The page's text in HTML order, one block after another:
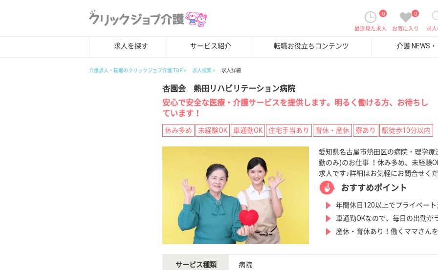
求
0
お気に入り
0
最近見た求人
求人を探す サービス紹介 転職お役立ちコンテンツ 介護 NEWS
介護求人・転職のクリックジョブ介護 TOP 求人検索 求人詳細
杏園会 熱田リハビリテーション病院
安心で安全な医療・介護サービスを提供します。明るく働ける方、お待ちし
ています！
休み多め 未経験OK 車通勤OK 住宅手当あり 育休・産休 寮あり 駅徒歩10分以内
愛知県名古屋市熱田区の病院・理学療
勤のみ)のお仕事 ！休み多め、未経験
求人です♪詳細はお気軽にお問合せく
おすすめポイント
年間休日120以上でプライベート
車通勤OKなので、毎日の出勤が
産休・育休あり！働くママさん
サービス種類 病院